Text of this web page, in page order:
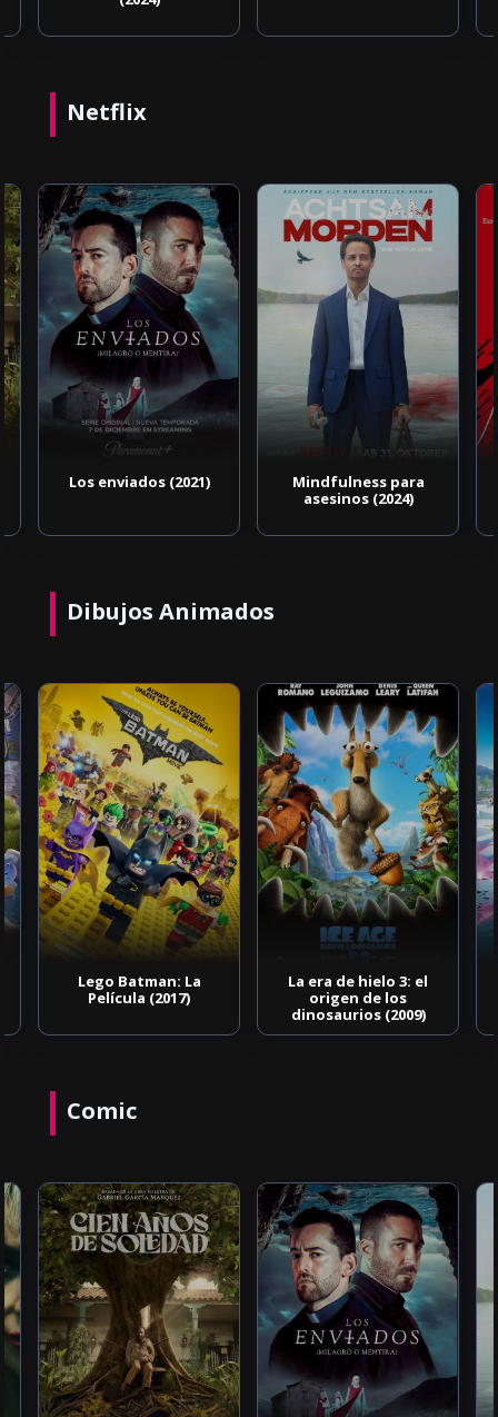
Netflix
Los enviados (2021)
Mindfulness para
asesinos (2024)
Dibujos Animados
Lego Batman: La
Película (2017)
La era de hielo 3: el
origen de los
dinosaurios (2009)
Comic